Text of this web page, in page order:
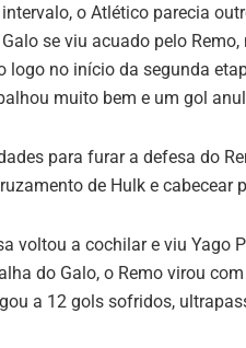
o Atlético parecia
se viu acuado pelo
logo no início da segunda
muito bem e um gol
para furar a defesa do
de Hulk e cabecear
voltou a cochilar e viu Yago
do Galo, o Remo virou
a 12 gols sofridos,